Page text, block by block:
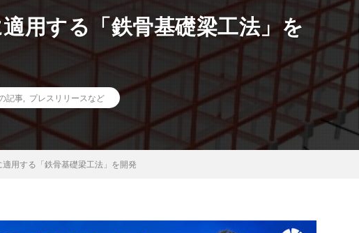
用する「鉄骨基礎梁工法」を
記事 プレスリリースなど
用する「鉄骨基礎梁工法」を開発